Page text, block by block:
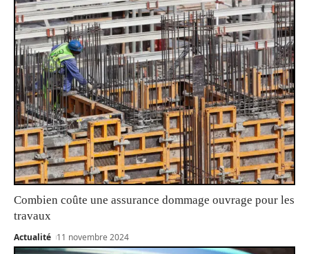
Combien coûte une assurance dommage ouvrage pour les
travaux
Actualité 11 novembre 2024